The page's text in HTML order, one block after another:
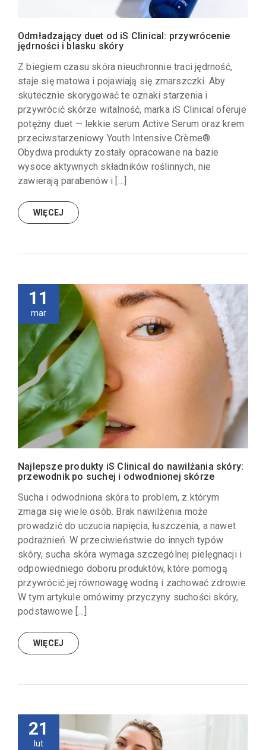
Odmładzający duet od iS Clinical: przywrócenie
jędrności i blasku skóry
Z biegiem czasu skóra nieuchronnie traci jędrność,
staje się matowa i pojawiają się zmarszczki. Aby
skutecznie skorygować te oznaki starzenia i
przywrócić skórze witalność, marka iS Clinical oferuje
potężny duet — lekkie serum Active Serum oraz krem
przeciwstarzeniowy Youth Intensive Crème®.
Obydwa produkty zostały opracowane na bazie
wysoce aktywnych składników roślinnych, nie
zawierają parabenów i […]
WIĘCEJ
11
mar
Najlepsze produkty iS Clinical do nawilżania skóry:
przewodnik po suchej i odwodnionej skórze
Sucha i odwodniona skóra to problem, z którym
zmaga się wiele osób. Brak nawilżenia może
prowadzić do uczucia napięcia, łuszczenia, a nawet
podrażnień. W przeciwieństwie do innych typów
skóry, sucha skóra wymaga szczególnej pielęgnacji i
odpowiedniego doboru produktów, które pomogą
przywrócić jej równowagę wodną i zachować zdrowie.
W tym artykule omówimy przyczyny suchości skóry,
podstawowe […]
WIĘCEJ
21
lut